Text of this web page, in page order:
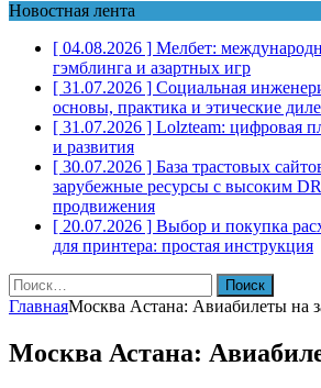
Новостная лента
[ 04.08.2026 ] Мелбет:
гэмблинга и азартных игр
[ 31.07.2026 ] Социальная
основы, практика и этические
[ 31.07.2026 ] Lolzteam: цифровая
и развития
[ 30.07.2026 ] База трастовых
зарубежные ресурсы с высоким
продвижения
[ 20.07.2026 ] Выбор и покупка
для принтера: простая инструкция
Найти:
ГлавнаяМосква Астана: Авиабилеты на
Москва Астана: